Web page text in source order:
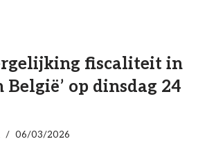
fiscaliteit in
op dinsdag 24
06/03/2026